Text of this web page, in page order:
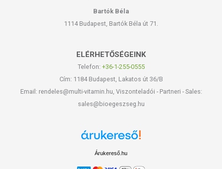
Bartók Béla
1114 Budapest, Bartók Béla út 71.
ELÉRHETŐSÉGEINK
Telefon: +36-1-255-0555
Cím: 1184 Budapest, Lakatos út 36/B
Email: rendeles@multi-vitamin.hu, Viszonteladói - Partneri - Sales:
sales@bioegeszseg.hu
Árukereső.hu